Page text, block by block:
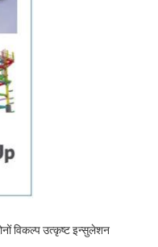
विकल्प उत्कृष्ट इन्सुलेशन